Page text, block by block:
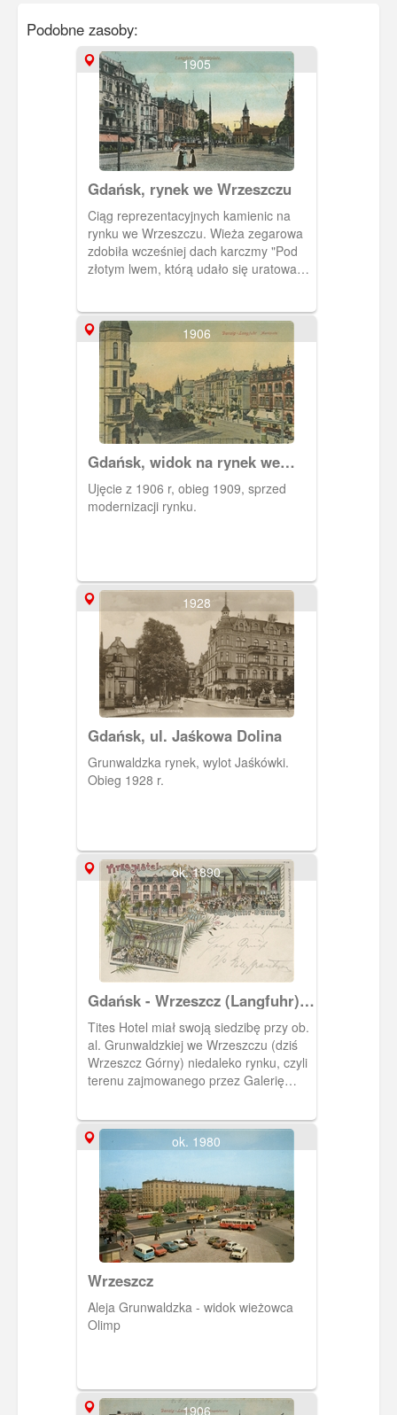
Podobne zasoby:
1905
Gdańsk, rynek we Wrzeszczu
Ciąg reprezentacyjnych kamienic na
rynku we Wrzeszczu. Wieża zegarowa
zdobiła wcześniej dach karczmy "Pod
złotym lwem, którą udało się uratować
1906
Gdańsk, widok na rynek we
Wrzeszczu od strony
południowej.
Ujęcie z 1906 r, obieg 1909, sprzed
modernizacji rynku.
1928
Gdańsk, ul. Jaśkowa Dolina
Grunwaldzka rynek, wylot Jaśkówki.
Obieg 1928 r.
ok. 1890
Gdańsk - Wrzeszcz (Langfuhr),
Tites Hotel
Tites Hotel miał swoją siedzibę przy ob.
al. Grunwaldzkiej we Wrzeszczu (dziś
Wrzeszcz Górny) niedaleko rynku, czyli
terenu zajmowanego przez Galerię
ok. 1980
Wrzeszcz
Aleja Grunwaldzka - widok wieżowca
Olimp
1906